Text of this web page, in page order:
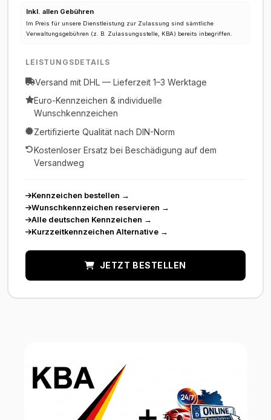
Inkl. allen Gebühren
Im Preis für unsere Dienstleistung zur Zulassung sind sämtliche
Verwaltungsgebühren (z. B. Zulassungsstelle, KBA) bereits inbegriffen.
LEISTUNGSDETAILS
Versand mit DHL — Lieferzeit 1–3 Werktage
Euro-Kennzeichen & individuelle
Wunschkennzeichen
Zertifizierte Qualität nach DIN-Norm
Kostenloser Ersatz bei Beschädigung auf dem
Versandweg
Kennzeichen bestellen →
Wunschkennzeichen reservieren →
Alle deutschen Kennzeichen →
Kurzzeitkennzeichen Alternative →
JETZT BESTELLEN